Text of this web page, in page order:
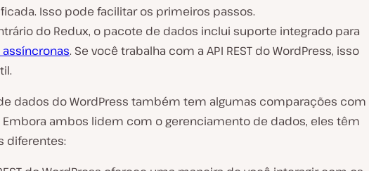
Isso pode facilitar os primeiros passos.
do Redux, o pacote de dados inclui suporte integrado para
. Se você trabalha com a API REST do WordPress, isso
dados do WordPress também tem algumas comparações com
Embora ambos lidem com o gerenciamento de dados, eles têm
diferentes: